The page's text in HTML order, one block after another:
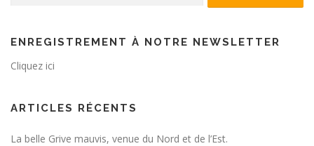
n
d
s
a
r
ENREGISTREMENT À NOTRE NEWSLETTER
Cliquez ici
ARTICLES RÉCENTS
La belle Grive mauvis, venue du Nord et de l’Est.